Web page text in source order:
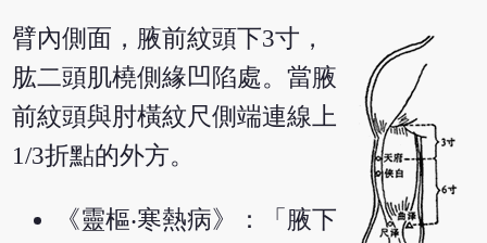
臂內側面，腋前紋頭下3寸，
肱二頭肌橈側緣凹陷處。當腋
前紋頭與肘橫紋尺側端連線上
1/3折點的外方。
《靈樞‧寒熱病》：「腋下